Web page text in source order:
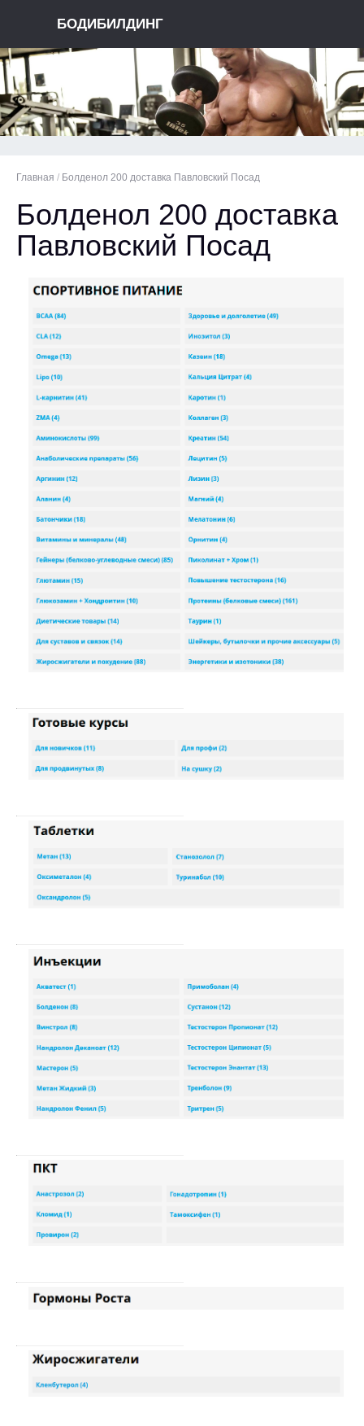
БОДИБИЛДИНГ
Главная / Болденол 200 доставка Павловский Посад
Болденол 200 доставка
Павловский Посад